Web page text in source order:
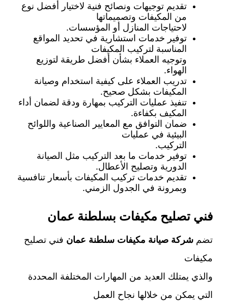
تقديم توجيهات ونصائح فنية لاختيار أفضل نوع
من المكيفات وتصميماتها
لاحتياجات المنازل أو المؤسسات.
توفير خدمات استشارية في تحديد المواقع
المناسبة لتركيب المكيفات
وتوجيه العملاء بشأن أفضل طريقة لتوزيع
الهواء.
تدريب العملاء على كيفية استخدام وصيانة
المكيفات بشكل صحيح.
تنفيذ عمليات التركيب بمهارة ودقة لضمان أداء
المكيف بكفاءة.
ضمان التوافق مع المعايير الصناعية واللوائح
البيئية في عمليات
التركيب.
توفير خدمات ما بعد التركيب مثل الصيانة
الدورية وتصليح الأعطال.
تقديم خدمات تركيب المكيفات بأسعار تنافسية
وبمرونة في الجدول الزمني.
فني تصليح مكيفات بسلطنة عمان
تضم شركة صيانة مكيفات سلطنة عمانفني تصليح
مكيفات
والذي يمتلك العديد من المهارات المختلفة المحددة
التي يمكن من خلالها نجاح العمل